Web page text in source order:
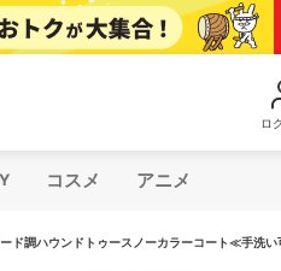
ロ
コスメ アニメ
ド調ハウンドトゥースノーカラーコート≪手洗